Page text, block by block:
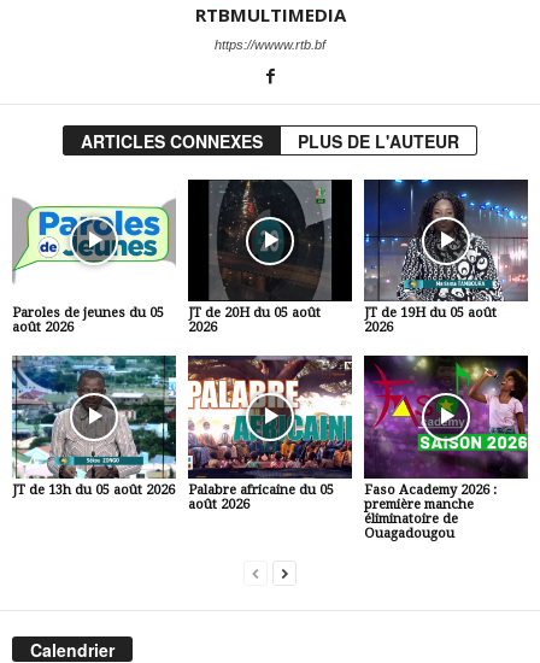
RTBMULTIMEDIA
https://wwww.rtb.bf
ARTICLES CONNEXES PLUS DE L'AUTEUR
Paroles de jeunes du 05
août 2026
JT de 20H du 05 août
2026
JT de 19H du 05 août
2026
JT de 13h du 05 août 2026
Palabre africaine du 05
août 2026
Faso Academy 2026 :
première manche
éliminatoire de
Ouagadougou
Calendrier